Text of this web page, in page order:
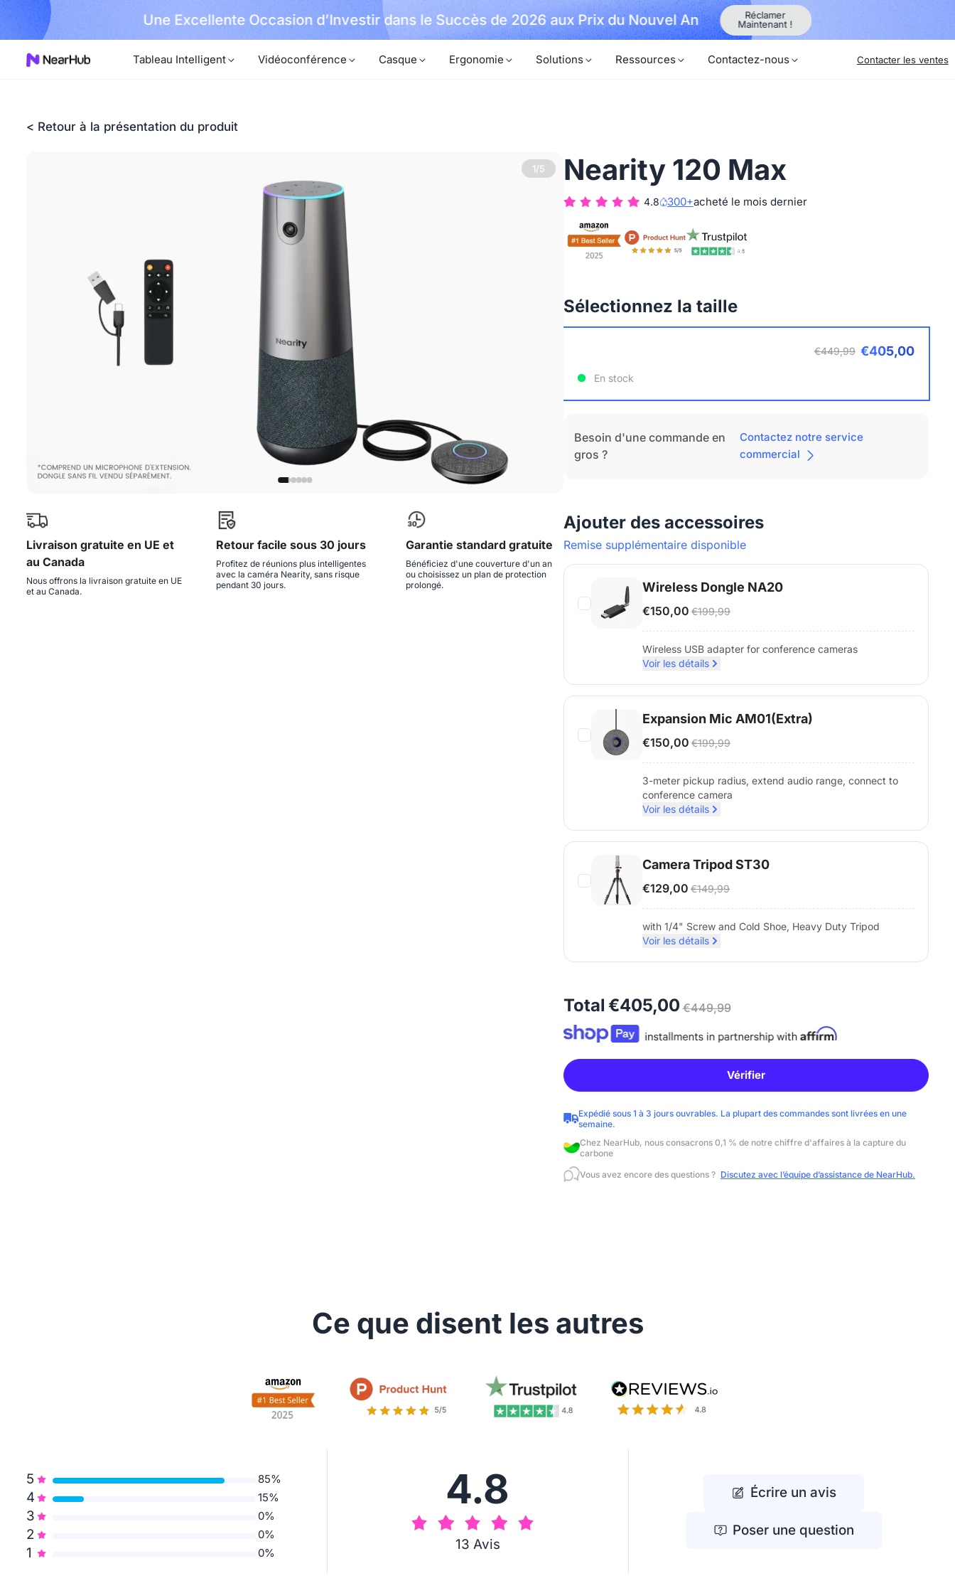
Une Excellente Occasion d’Investir dans le Succès de 2026 aux Prix du Nouvel An
Réclamer
Maintenant !
Tableau Intelligent Vidéoconférence Casque Ergonomie Solutions Ressources Contactez-nous Contacter les ventes
< Retour à la présentation du produit
1/5
Livraison gratuite en UE et
au Canada
Nous offrons la livraison gratuite en UE
et au Canada.
Retour facile sous 30 jours
Profitez de réunions plus intelligentes
avec la caméra Nearity, sans risque
pendant 30 jours.
Garantie standard gratuite
Bénéficiez d'une couverture d'un an
ou choisissez un plan de protection
prolongé.
Nearity 120 Max
4.8 300+acheté le mois dernier
Sélectionnez la taille
€449,99 €405,00
En stock
Besoin d'une commande en
gros ?
Contactez notre service
commercial
Ajouter des accessoires
Remise supplémentaire disponible
Wireless Dongle NA20
€150,00 €199,99
Wireless USB adapter for conference cameras
Voir les détails
Expansion Mic AM01(Extra)
€150,00 €199,99
3-meter pickup radius, extend audio range, connect to
conference camera
Voir les détails
Camera Tripod ST30
€129,00 €149,99
with 1/4" Screw and Cold Shoe, Heavy Duty Tripod
Voir les détails
Total €405,00 €449,99
Vérifier
Expédié sous 1 à 3 jours ouvrables. La plupart des commandes sont livrées en une
semaine.
Chez NearHub, nous consacrons 0,1 % de notre chiffre d'affaires à la capture du
carbone
Vous avez encore des questions ? Discutez avec l’équipe d’assistance de NearHub.
Ce que disent les autres
5 85%
4 15%
3 0%
2 0%
1 0%
4.8
13 Avis
Écrire un avis
Poser une question